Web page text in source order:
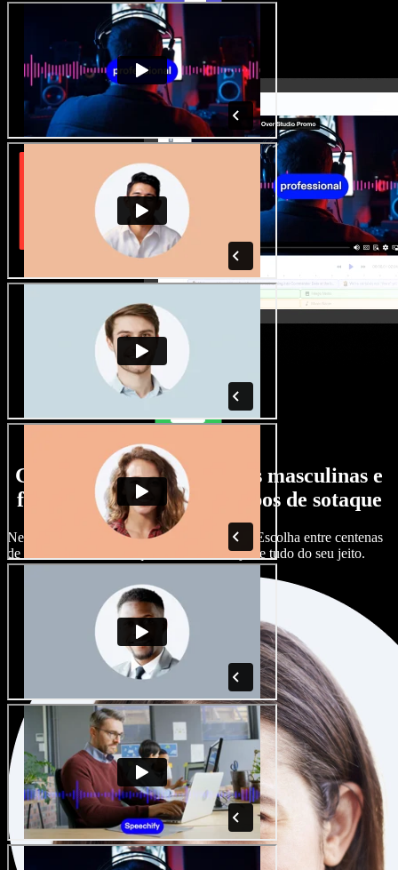
Grande variedade de vozes masculinas e
femininas, com todos os tipos de sotaque
Nenhum projeto precisa soar igual ao outro. Escolha entre centenas
de vozes com IA e sotaques diferentes e ajuste tudo do seu jeito.